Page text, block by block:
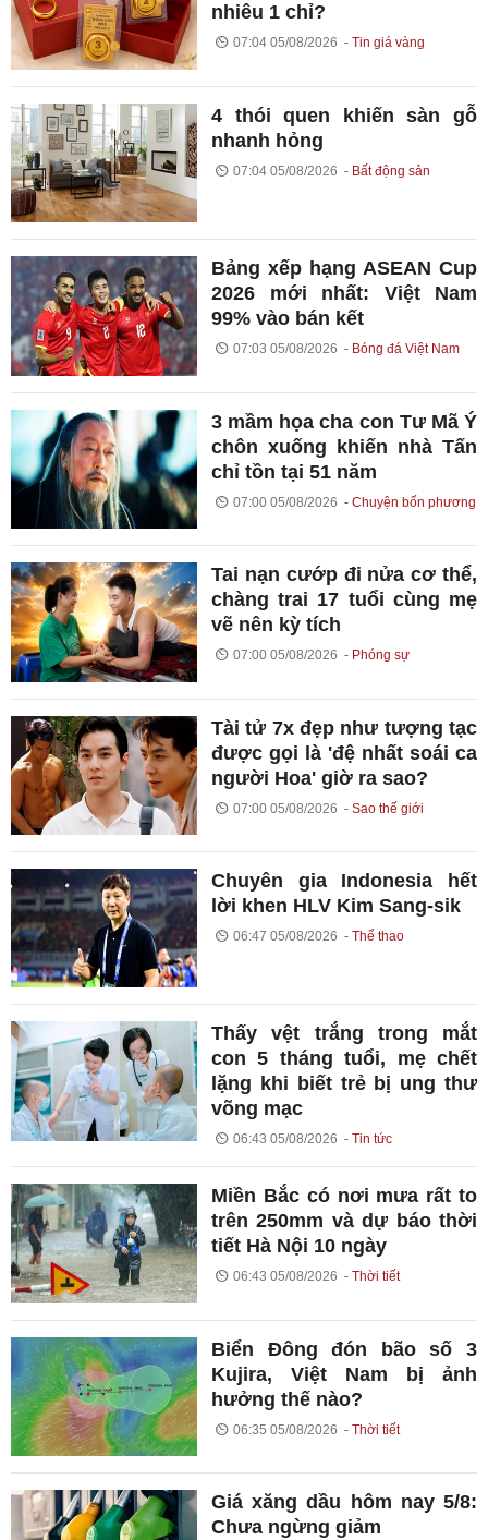
nhiêu 1 chỉ?
07:04 05/08/2026 Tin giá vàng
4 thói quen khiến sàn gỗ
nhanh hỏng
07:04 05/08/2026 Bất động sản
Bảng xếp hạng ASEAN Cup
2026 mới nhất: Việt Nam
99% vào bán kết
07:03 05/08/2026 Bóng đá Việt Nam
3 mầm họa cha con Tư Mã Ý
chôn xuống khiến nhà Tấn
chỉ tồn tại 51 năm
07:00 05/08/2026 Chuyện bốn phương
Tai nạn cướp đi nửa cơ thể,
chàng trai 17 tuổi cùng mẹ
vẽ nên kỳ tích
07:00 05/08/2026 Phóng sự
Tài tử 7x đẹp như tượng tạc
được gọi là 'đệ nhất soái ca
người Hoa' giờ ra sao?
07:00 05/08/2026 Sao thế giới
Chuyên gia Indonesia hết
lời khen HLV Kim Sang-sik
06:47 05/08/2026 Thể thao
Thấy vệt trắng trong mắt
con 5 tháng tuổi, mẹ chết
lặng khi biết trẻ bị ung thư
võng mạc
06:43 05/08/2026 Tin tức
Miền Bắc có nơi mưa rất to
trên 250mm và dự báo thời
tiết Hà Nội 10 ngày
06:43 05/08/2026 Thời tiết
Biển Đông đón bão số 3
Kujira, Việt Nam bị ảnh
hưởng thế nào?
06:35 05/08/2026 Thời tiết
Giá xăng dầu hôm nay 5/8:
Chưa ngừng giảm